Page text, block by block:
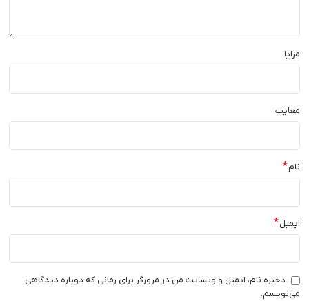
مزایا
معایب
نام*
ایمیل*
ذخیره نام، ایمیل و وبسایت من در مرورگر برای زمانی که دوباره دیدگاهی
می‌نویسم.